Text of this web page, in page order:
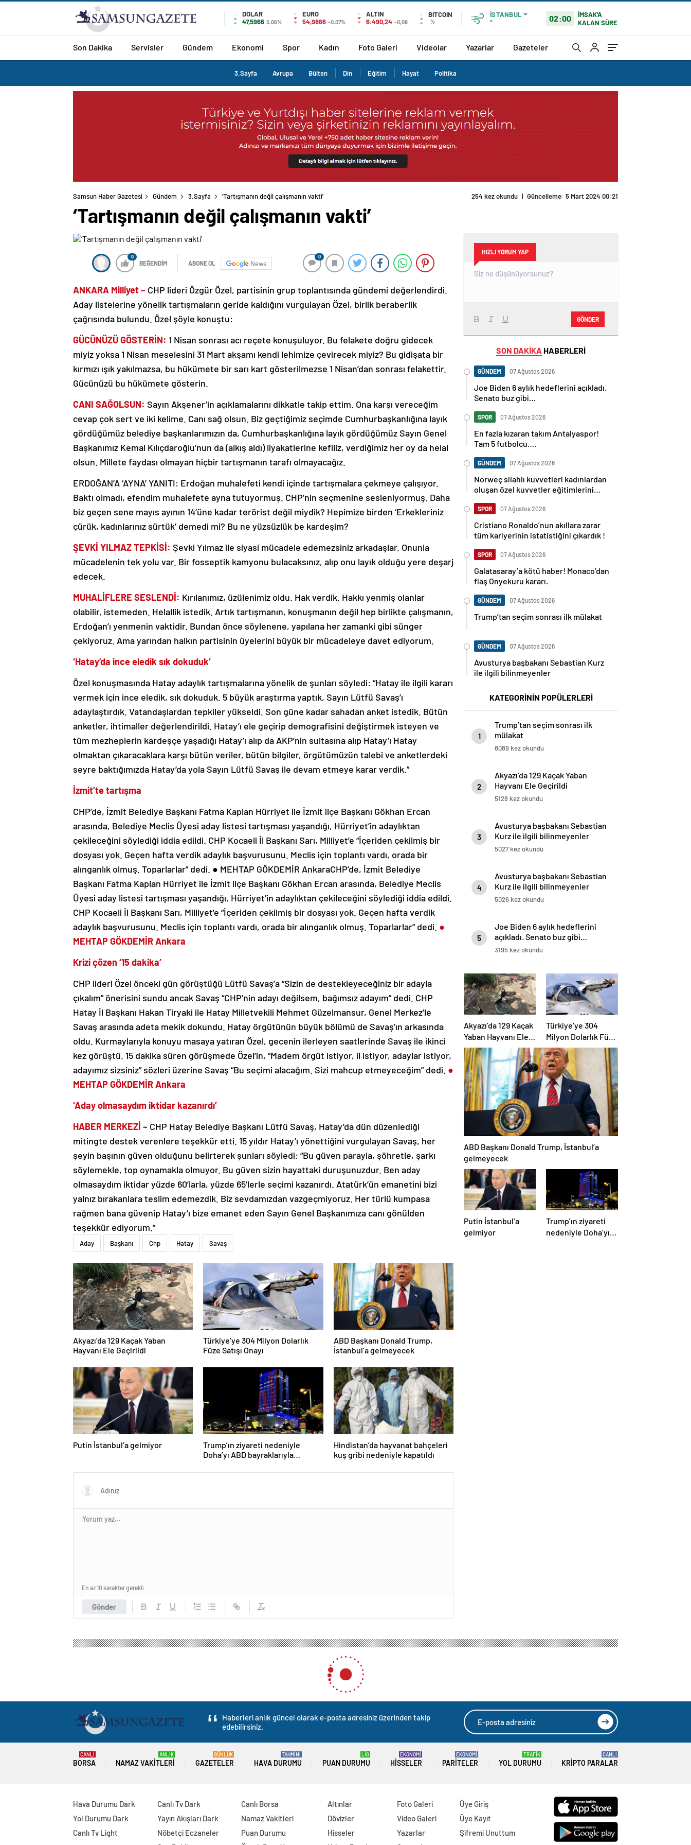
DOLAR
47,5966 0.06%
EURO
54,9866 -0.07%
ALTIN
6.490,24 -0,09
BITCOIN
%
İSTANBUL
°
02:00
İMSAK'A
KALAN SÜRE
Son Dakika Servisler Gündem Ekonomi Spor Kadın Foto Galeri Videolar Yazarlar Gazeteler
3.Sayfa Avrupa Bülten Din Eğitim Hayat Politika
Samsun Haber Gazetesi Gündem 3.Sayfa ‘Tartışmanın değil çalışmanın vakti’
‘Tartışmanın değil çalışmanın vakti’
0
BEĞENDİM ABONE OL News
0
ANKARA Milliyet – CHP lideri Özgür Özel, partisinin grup toplantısında gündemi değerlendirdi.
Aday listelerine yönelik tartışmaların geride kaldığını vurgulayan Özel, birlik beraberlik
çağrısında bulundu. Özel şöyle konuştu:
GÜCÜNÜZÜ GÖSTERİN: 1 Nisan sonrası acı reçete konuşuluyor. Bu felakete doğru gidecek
miyiz yoksa 1 Nisan meselesini 31 Mart akşamı kendi lehimize çevirecek miyiz? Bu gidişata bir
kırmızı ışık yakılmazsa, bu hükümete bir sarı kart gösterilmezse 1 Nisan’dan sonrası felakettir.
Gücünüzü bu hükümete gösterin.
CANI SAĞOLSUN: Sayın Akşener’in açıklamalarını dikkatle takip ettim. Ona karşı vereceğim
cevap çok sert ve iki kelime. Canı sağ olsun. Biz geçtiğimiz seçimde Cumhurbaşkanlığına layık
gördüğümüz belediye başkanlarımızın da, Cumhurbaşkanlığına layık gördüğümüz Sayın Genel
Başkanımız Kemal Kılıçdaroğlu’nun da (alkış aldı) liyakatlerine kefiliz, verdiğimiz her oy da helal
olsun. Millete faydası olmayan hiçbir tartışmanın tarafı olmayacağız.
ERDOĞAN’A ‘AYNA’ YANITI: Erdoğan muhalefeti kendi içinde tartışmalara çekmeye çalışıyor.
Baktı olmadı, efendim muhalefete ayna tutuyormuş. CHP’nin seçmenine sesleniyormuş. Daha
biz geçen sene mayıs ayının 14’üne kadar terörist değil miydik? Hepimize birden ‘Erkekleriniz
çürük, kadınlarınız sürtük’ demedi mi? Bu ne yüzsüzlük be kardeşim?
ŞEVKİ YILMAZ TEPKİSİ: Şevki Yılmaz ile siyasi mücadele edemezsiniz arkadaşlar. Onunla
mücadelenin tek yolu var. Bir fosseptik kamyonu bulacaksınız, alıp onu layık olduğu yere deşarj
edecek.
MUHALİFLERE SESLENDİ: Kırılanımız, üzülenimiz oldu. Hak verdik. Hakkı yenmiş olanlar
olabilir, istemeden. Helallik istedik. Artık tartışmanın, konuşmanın değil hep birlikte çalışmanın,
Erdoğan’ı yenmenin vaktidir. Bundan önce söylenene, yapılana her zamanki gibi sünger
çekiyoruz. Ama yarından halkın partisinin üyelerini büyük bir mücadeleye davet ediyorum.
‘Hatay’da ince eledik sık dokuduk’
Özel konuşmasında Hatay adaylık tartışmalarına yönelik de şunları söyledi: “Hatay ile ilgili kararı
vermek için ince eledik, sık dokuduk. 5 büyük araştırma yaptık, Sayın Lütfü Savaş’ı
adaylaştırdık. Vatandaşlardan tepkiler yükseldi. Son güne kadar sahadan anket istedik. Bütün
anketler, ihtimaller değerlendirildi. Hatay’ı ele geçirip demografisini değiştirmek isteyen ve
tüm mezheplerin kardeşçe yaşadığı Hatay’ı alıp da AKP’nin sultasına alıp Hatay’ı Hatay
olmaktan çıkaracaklara karşı bütün veriler, bütün bilgiler, örgütümüzün talebi ve anketlerdeki
seyre baktığımızda Hatay’da yola Sayın Lütfü Savaş ile devam etmeye karar verdik.”
İzmit’te tartışma
CHP’de, İzmit Belediye Başkanı Fatma Kaplan Hürriyet ile İzmit ilçe Başkanı Gökhan Ercan
arasında, Belediye Meclis Üyesi aday listesi tartışması yaşandığı, Hürriyet’in adaylıktan
çekileceğini söylediği iddia edildi. CHP Kocaeli İl Başkanı Sarı, Milliyet’e “İçeriden çekilmiş bir
dosyası yok. Geçen hafta verdik adaylık başvurusunu. Meclis için toplantı vardı, orada bir
alınganlık olmuş. Toparlarlar” dedi. ● MEHTAP GÖKDEMİR AnkaraCHP’de, İzmit Belediye
Başkanı Fatma Kaplan Hürriyet ile İzmit ilçe Başkanı Gökhan Ercan arasında, Belediye Meclis
Üyesi aday listesi tartışması yaşandığı, Hürriyet’in adaylıktan çekileceğini söylediği iddia edildi.
CHP Kocaeli İl Başkanı Sarı, Milliyet’e “İçeriden çekilmiş bir dosyası yok. Geçen hafta verdik
adaylık başvurusunu. Meclis için toplantı vardı, orada bir alınganlık olmuş. Toparlarlar” dedi. ●
MEHTAP GÖKDEMİR Ankara
Krizi çözen ‘15 dakika’
CHP lideri Özel önceki gün görüştüğü Lütfü Savaş’a “Sizin de destekleyeceğiniz bir adayla
çıkalım” önerisini sundu ancak Savaş “CHP’nin adayı değilsem, bağımsız adayım” dedi. CHP
Hatay İl Başkanı Hakan Tiryaki ile Hatay Milletvekili Mehmet Güzelmansur, Genel Merkez’le
Savaş arasında adeta mekik dokundu. Hatay örgütünün büyük bölümü de Savaş’ın arkasında
oldu. Kurmaylarıyla konuyu masaya yatıran Özel, gecenin ilerleyen saatlerinde Savaş ile ikinci
kez görüştü. 15 dakika süren görüşmede Özel’in, “Madem örgüt istiyor, il istiyor, adaylar istiyor,
adayımız sizsiniz” sözleri üzerine Savaş “Bu seçimi alacağım. Sizi mahcup etmeyeceğim” dedi. ●
MEHTAP GÖKDEMİR Ankara
‘Aday olmasaydım iktidar kazanırdı’
HABER MERKEZİ – CHP Hatay Belediye Başkanı Lütfü Savaş, Hatay’da dün düzenlediği
mitingte destek verenlere teşekkür etti. 15 yıldır Hatay’ı yönettiğini vurgulayan Savaş, her
şeyin başının güven olduğunu belirterek şunları söyledi: “Bu güven parayla, şöhretle, şarkı
söylemekle, top oynamakla olmuyor. Bu güven sizin hayattaki duruşunuzdur. Ben aday
olmasaydım iktidar yüzde 60’larla, yüzde 65’lerle seçimi kazanırdı. Atatürk’ün emanetini bizi
yalnız bırakanlara teslim edemezdik. Biz sevdamızdan vazgeçmiyoruz. Her türlü kumpasa
rağmen bana güvenip Hatay’ı bize emanet eden Sayın Genel Başkanımıza canı gönülden
teşekkür ediyorum.”
Aday Başkanı Chp Hatay Savaş
Akyazı’da 129 Kaçak Yaban
Hayvanı Ele Geçirildi
Türkiye’ye 304 Milyon Dolarlık
Füze Satışı Onayı
ABD Başkanı Donald Trump,
İstanbul’a gelmeyecek
Putin İstanbul’a gelmiyor
Trump’ın ziyareti nedeniyle
Doha’yı ABD bayraklarıyla
Hindistan’da hayvanat bahçeleri
kuş gribi nedeniyle kapatıldı
Gönder
En az 10 karakter gerekli
HIZLI YORUM YAP
GÖNDER
SON DAKİKA HABERLERİ
GÜNDEM 07 Ağustos 2026
Joe Biden 6 aylık hedeflerini açıkladı.
Senato buz gibi…
SPOR 07 Ağustos 2026
En fazla kızaran takım Antalyaspor!
Tam 5 futbolcu….
GÜNDEM 07 Ağustos 2026
Norweç silahlı kuvvetleri kadınlardan
oluşan özel kuvvetler eğitimlerini
SPOR 07 Ağustos 2026
Cristiano Ronaldo’nun akıllara zarar
tüm kariyerinin istatistiğini çıkardık !
SPOR 07 Ağustos 2026
Galatasaray’a kötü haber! Monaco’dan
flaş Onyekuru kararı.
GÜNDEM 07 Ağustos 2026
Trump’tan seçim sonrası ilk mülakat
GÜNDEM 07 Ağustos 2026
Avusturya başbakanı Sebastian Kurz
ile ilgili bilinmeyenler
KATEGORİNİN POPÜLERLERİ
1
Trump’tan seçim sonrası ilk
mülakat
8089 kez okundu
2
Akyazı’da 129 Kaçak Yaban
Hayvanı Ele Geçirildi
5128 kez okundu
3
Avusturya başbakanı Sebastian
Kurz ile ilgili bilinmeyenler
5027 kez okundu
4
Avusturya başbakanı Sebastian
Kurz ile ilgili bilinmeyenler
5026 kez okundu
5
Joe Biden 6 aylık hedeflerini
açıkladı. Senato buz gibi…
3195 kez okundu
Akyazı’da 129 Kaçak
Yaban Hayvanı Ele
Geçirildi
Türkiye’ye 304
Milyon Dolarlık Füze
Satışı Onayı
ABD Başkanı Donald Trump, İstanbul’a
gelmeyecek
Putin İstanbul’a
gelmiyor
Trump’ın ziyareti
nedeniyle Doha’yı
Arnavutluk ile önemli anlaşmalar imzalandı! Erdoğan: İlişkilerimizin zehirlenmesine fırsat vermeyeceğiz
Arnavutluk ile önemli anlaşmalar imzalandı! Erdoğan:
İlişkilerimizin zehirlenmesine fırsat vermeyeceğiz
GÖNDER
HABERLERİ